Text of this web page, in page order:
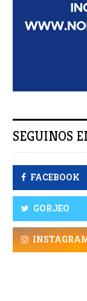
SEGUINOS
FACEBOOK
GORJEO